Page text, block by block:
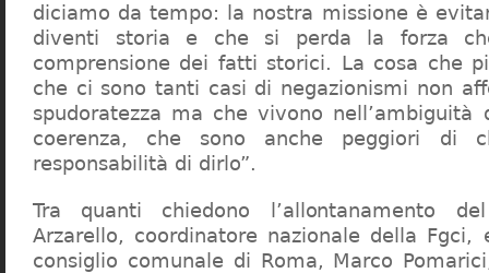
diciamo da tempo: la nostra missione è
diventi storia e che si perda la forza
comprensione dei fatti storici. La cosa che
che ci sono tanti casi di negazionismi non
spudoratezza ma che vivono nell’ambiguità
coerenza, che sono anche peggiori di
responsabilità di dirlo”.
Tra quanti chiedono l’allontanamento
Arzarello, coordinatore nazionale della
consiglio comunale di Roma, Marco